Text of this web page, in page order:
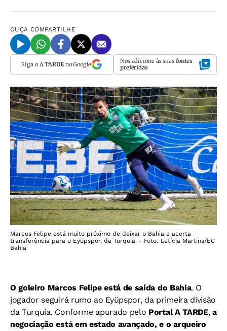
OUÇA COMPARTILHE
Siga o A TARDEno Google Nos adicione às suas fontes
preferidas
Marcos Felipe está muito próximo de deixar o Bahia e acerta
transferência para o Eyüpspor, da Turquia. - Foto: Letícia Martins/EC
Bahia
O goleiro Marcos Felipe está de saída do Bahia. O
jogador seguirá rumo ao Eyüpspor, da primeira divisão
da Turquia. Conforme apurado pelo Portal A TARDE,a
negociação está em estado avançado, e o arqueiro